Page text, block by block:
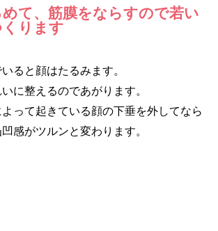
て、筋膜をならすので若い
ります
ると顔はたるみます。
に整えるのであがります。
って起きている顔の下垂を外してなら
感がツルンと変わります。